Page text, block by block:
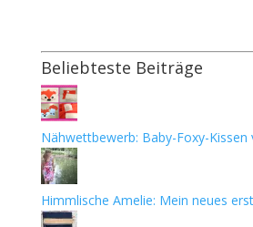
Beliebteste Beiträge
Nähwettbewerb: Baby-Foxy-Kissen
Himmlische Amelie: Mein neues